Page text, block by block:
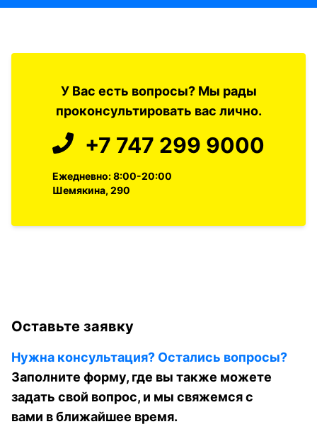
У Вас есть вопросы? Мы рады
проконсультировать вас лично.
+7 747 299 9000
Ежедневно: 8:00-20:00
Шемякина, 290
Оставьте заявку
Нужна консультация? Остались вопросы?
Заполните форму, где вы также можете
задать свой вопрос, и мы свяжемся с
вами в ближайшее время.